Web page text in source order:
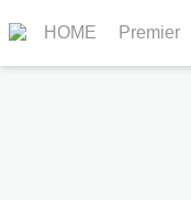
HOME Premier